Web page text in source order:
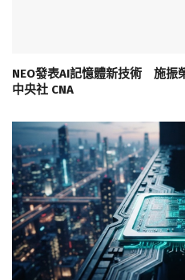
NEO發表AI記憶體新技術 施振
中央社 CNA